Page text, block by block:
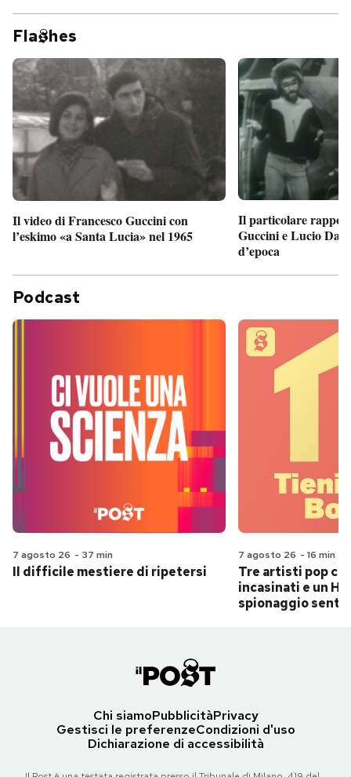
Fla hes
Il video di Francesco Guccini con
l’eskimo «a Santa Lucia» nel 1965
Il particolare
Guccini e Lucio
d’epoca
Podcast
7 agosto 26 - 37 min
Il difficile mestiere di ripetersi
7 agosto 26 - 16 min
Tre artisti pop
incasinati e un
spionaggio
Chi siamoPubblicitàPrivacy
Gestisci le preferenzeCondizioni d'uso
Dichiarazione di accessibilità